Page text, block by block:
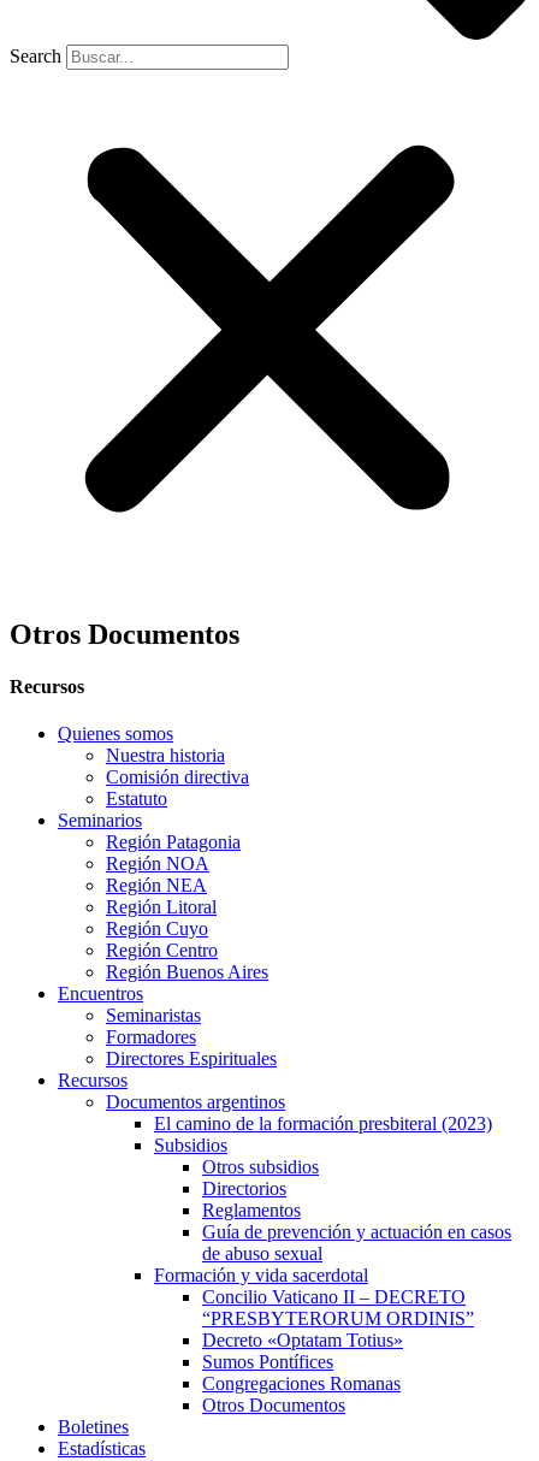
Search
Otros Documentos
Recursos
Quienes somos
Nuestra historia
Comisión directiva
Estatuto
Seminarios
Región Patagonia
Región NOA
Región NEA
Región Litoral
Región Cuyo
Región Centro
Región Buenos Aires
Encuentros
Seminaristas
Formadores
Directores Espirituales
Recursos
Documentos argentinos
El camino de la formación presbiteral (2023)
Subsidios
Otros subsidios
Directorios
Reglamentos
Guía de prevención y actuación en casos
de abuso sexual
Formación y vida sacerdotal
Concilio Vaticano II – DECRETO
“PRESBYTERORUM ORDINIS”
Decreto «Optatam Totius»
Sumos Pontífices
Congregaciones Romanas
Otros Documentos
Boletines
Estadísticas